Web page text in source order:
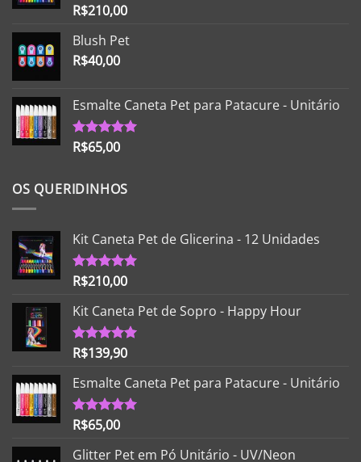
Avaliação
de 5
R$210,00
Blush Pet
R$40,00
Esmalte Caneta Pet para Patacure - Unitário
Avaliação
de 5
R$65,00
OS QUERIDINHOS
Kit Caneta Pet de Glicerina - 12 Unidades
Avaliação
R$210,00
Kit Caneta Pet de Sopro - Happy Hour
Avaliação
R$139,90
Esmalte Caneta Pet para Patacure - Unitário
Avaliação
R$65,00
Glitter Pet em Pó Unitário - UV/Neon